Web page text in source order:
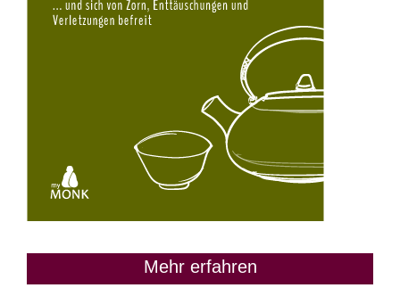
Mehr erfahren